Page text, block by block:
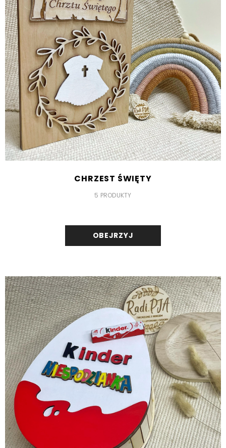
CHRZEST ŚWIĘTY
5 PRODUKTY
OBEJRZYJ